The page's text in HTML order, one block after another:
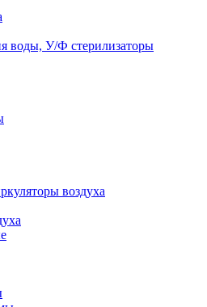
воды, У/Ф стерилизаторы
воздуха